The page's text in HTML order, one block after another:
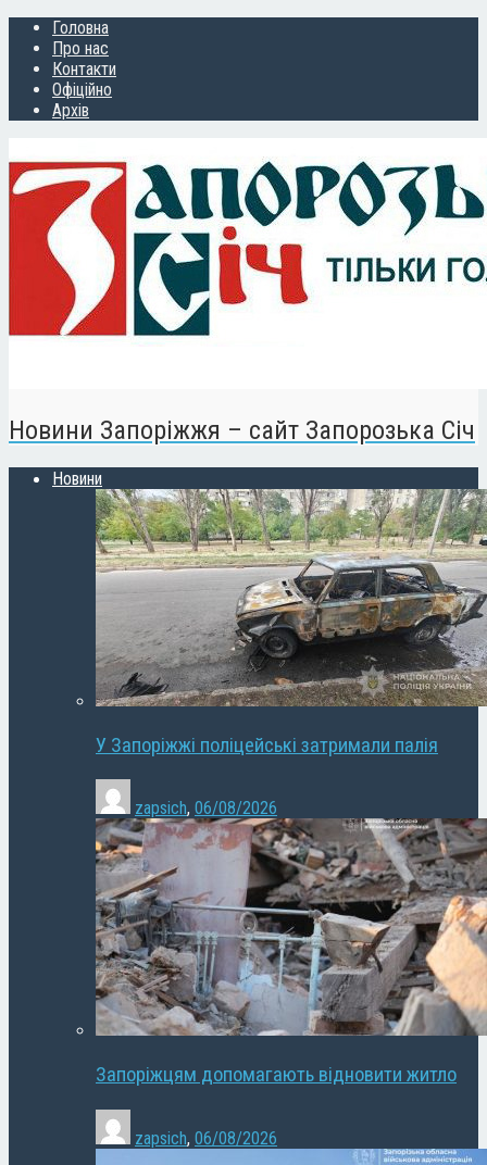
Головна
Про нас
Контакти
Офіційно
Архів
Новини Запоріжжя – сайт Запорозька Січ
Новини
У Запоріжжі поліцейські затримали палія
zapsich, 06/08/2026
Запоріжцям допомагають відновити житло
zapsich, 06/08/2026